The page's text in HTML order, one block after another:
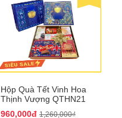
Hộp Quà Tết Vinh Hoa
Thịnh Vượng QTHN21
960,000đ 1,260,000₫